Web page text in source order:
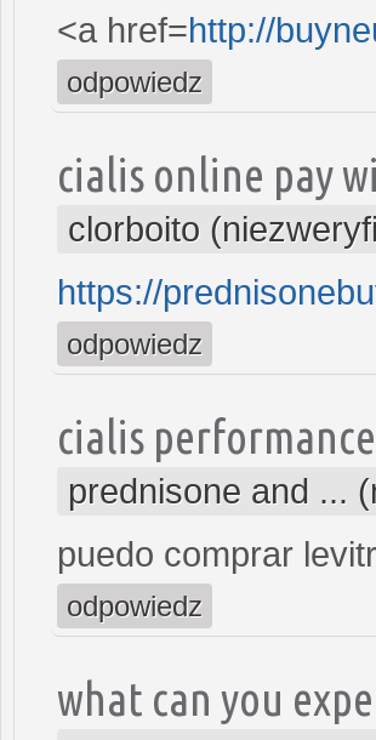
<a href=http://
odpowiedz
cialis online pay
clorboito
https://
odpowiedz
cialis
prednisone and ...
puedo comprar
odpowiedz
what can you